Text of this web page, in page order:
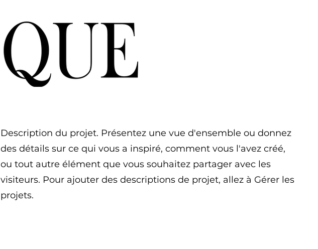
Description du projet. Présentez une vue d'ensemble ou donnez
des détails sur ce qui vous a inspiré, comment vous l'avez créé,
ou tout autre élément que vous souhaitez partager avec les
visiteurs. Pour ajouter des descriptions de projet, allez à Gérer les
projets.